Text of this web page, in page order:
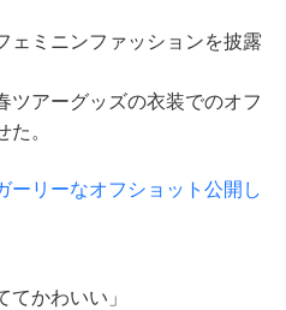
ェミニンファッションを披露
ツアーグッズの衣装でのオフ
。
ーリーなオフショット公開し
てかわいい」